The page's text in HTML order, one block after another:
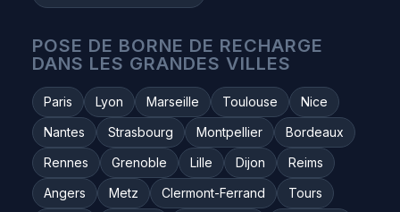
POSE DE BORNE DE RECHARGE
DANS LES GRANDES VILLES
Paris Lyon Marseille Toulouse
Nice
Nantes
Strasbourg Montpellier
Bordeaux
Rennes
Grenoble Lille Dijon
Reims
Angers
Metz Clermont-Ferrand
Tours